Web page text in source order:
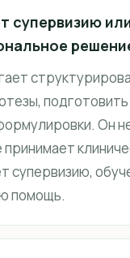
супервизию
Он
принимает
супервизию,
помощь.